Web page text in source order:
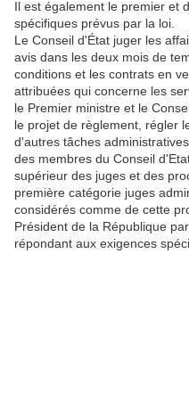
Il est également le premier et
spécifiques prévus par la loi.
Le Conseil d'État juger les
avis dans les deux mois de
conditions et les contrats en
attribuées qui concerne les
le Premier ministre et le
le projet de règlement, régler
d'autres tâches
des membres du Conseil
supérieur des juges et des
première catégorie juges
considérés comme de cette
Président de la République
répondant aux exigences